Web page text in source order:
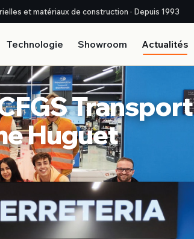
et matériaux de construction · Depuis 1993
Technologie Showroom Actualités
Transport
Huguet